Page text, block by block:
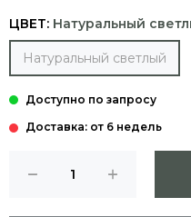
ЦВЕТ: Натуральный
Натуральный светлый
Доставка: от 6 недель